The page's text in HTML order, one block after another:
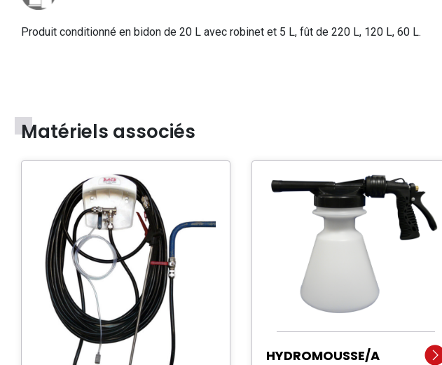
Produit conditionné en bidon de 20 L avec robinet et 5 L, fût de 220 L, 120 L, 60 L.
Matériels associés
HYDROMOUSSE/A